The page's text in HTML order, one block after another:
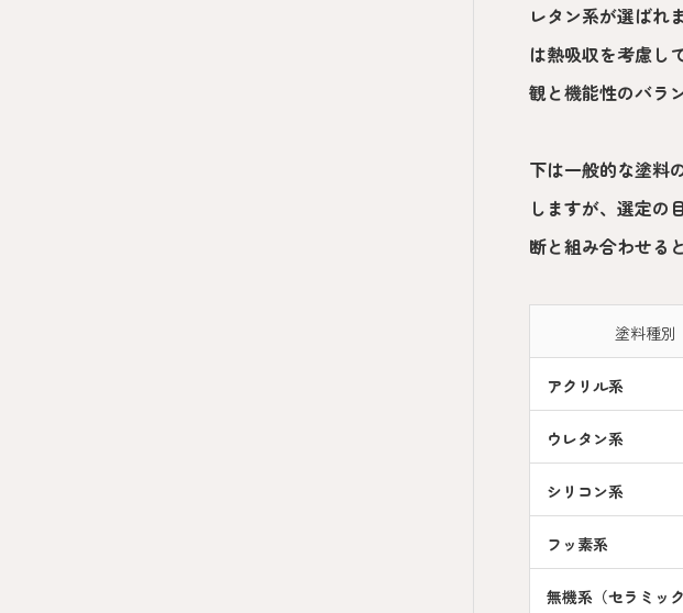
レタン系が選ばれ
は熱吸収を考慮し
観と機能性のバラ
下は一般的な塗料
しますが、選定の
断と組み合わせる
塗料種別
アクリル系
ウレタン系
シリコン系
フッ素系
無機系（セラミック